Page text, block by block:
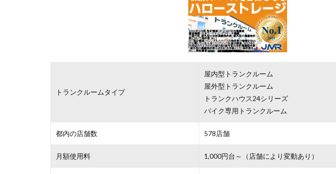
トランクルームタイプ
屋内型トランクルーム
屋外型トランクルーム
トランクハウス24シリーズ
バイク専用トランクルーム
都内の店舗数 578店舗
月額使用料 1,000円台～（店舗により変動あり）